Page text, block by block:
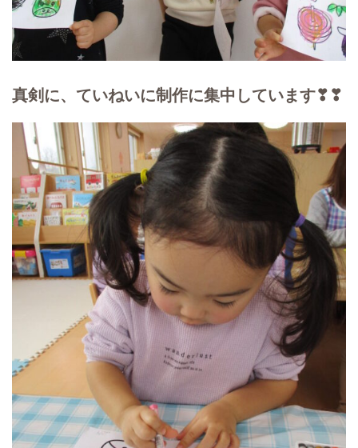
真剣に、ていねいに制作に集中しています❣❣